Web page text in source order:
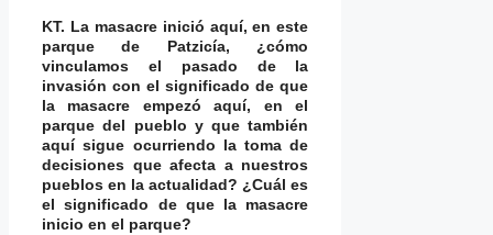
KT. La masacre inició aquí, en este
parque de Patzicía, ¿cómo
vinculamos el pasado de la
invasión con el significado de que
la masacre empezó aquí, en el
parque del pueblo y que también
aquí sigue ocurriendo la toma de
decisiones que afecta a nuestros
pueblos en la actualidad? ¿Cuál es
el significado de que la masacre
inicio en el parque?